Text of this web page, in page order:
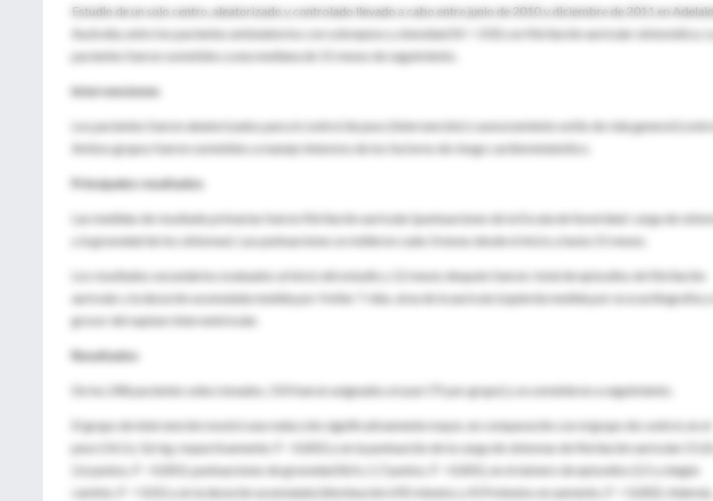
Estudio de un solo centro, aleatorizado y controlado llevado a cabo entre junio de 2010 y diciembre de 2011 en
Australia, entre los pacientes ambulatorios con sobrepeso y obesidad (N = 150) con fibrilación auricular sintomática.
pacientes fueron sometidos a una mediana de 15 meses de seguimiento.
Intervenciones
Los pacientes fueron aleatorizados para el control de peso (intervención) o asesoramiento estilo de vida general
Ambos grupos fueron sometidos a manejo intensivo de los factores de riesgo cardiometabólico.
Principales resultados
Las medidas de resultado primarias fueron fibrilación auricular (puntuaciones de la Escala de Severidad: carga de
y la gravedad de los síntomas). Las puntuaciones se midieron cada 3 meses desde el inicio y hasta 15 meses.
Los resultados secundarios evaluados al inicio del estudio y 12 meses después fueron: total de episodios de fibrilación
auricular y la duración acumulada medida por Holter 7-días, área de la aurícula izquierda medida por ecocardiografía y
grosor del septum interventricular.
Resultados
De los 248 pacientes seleccionados, 150 fueron asignados al azar (75 por grupo) y se sometieron a seguimiento.
El grupo de intervención mostró una reducción significativamente mayor, en comparación con el grupo de control, en el
peso (14,3 y 3,6 kg, respectivamente; P <0,001) y en la puntuación de la carga de síntomas de fibrilación auricular
2,6 puntos, P <0,001), puntuaciones de gravedad (8,4 y 1,7 puntos, P <0,001), en el número de episodios (2,5 y ningún
cambio, P = 0,01) y en la duración acumulada (disminución 692 minutos y 419 minutos en aumento, P = 0,002).